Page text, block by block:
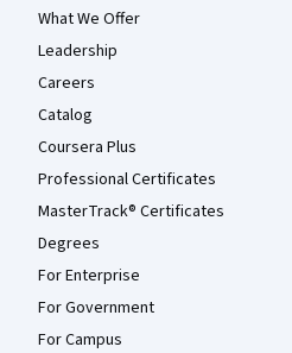
What We Offer
Leadership
Careers
Catalog
Coursera Plus
Professional Certificates
MasterTrack® Certificates
Degrees
For Enterprise
For Government
For Campus